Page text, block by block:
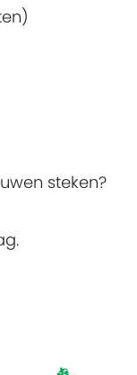
steken?